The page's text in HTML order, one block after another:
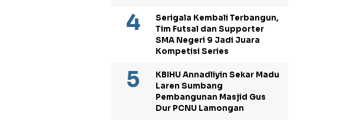
Serigala Kembali Terbangun,
Tim Futsal dan Supporter
SMA Negeri 9 Jadi Juara
Kompetisi Series
KBIHU Annadliyin Sekar Madu
Laren Sumbang
Pembangunan Masjid Gus
Dur PCNU Lamongan